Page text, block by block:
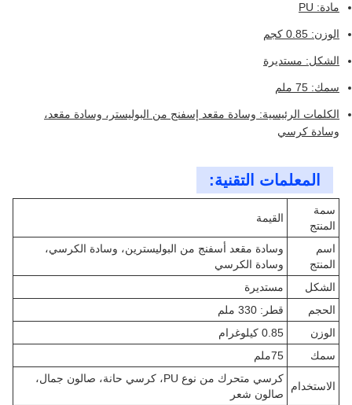
مادة: PU
الوزن: 0.85 كجم
الشكل: مستديرة
سمك: 75 ملم
الكلمات الرئيسية: وسادة مقعد إسفنج من البوليستر، وسادة مقعد،
وسادة كرسي
المعلمات التقنية:
سمة
المنتج
القيمة
اسم
المنتج
وسادة مقعد أسفنج من البوليسترين، وسادة الكرسي،
وسادة الكرسي
الشكل
مستديرة
الحجم
قطر: 330 ملم
الوزن
0.85 كيلوغرام
سمك
75ملم
الاستخدام
كرسي متحرك من نوع PU، كرسي حانة، صالون جمال،
صالون شعر